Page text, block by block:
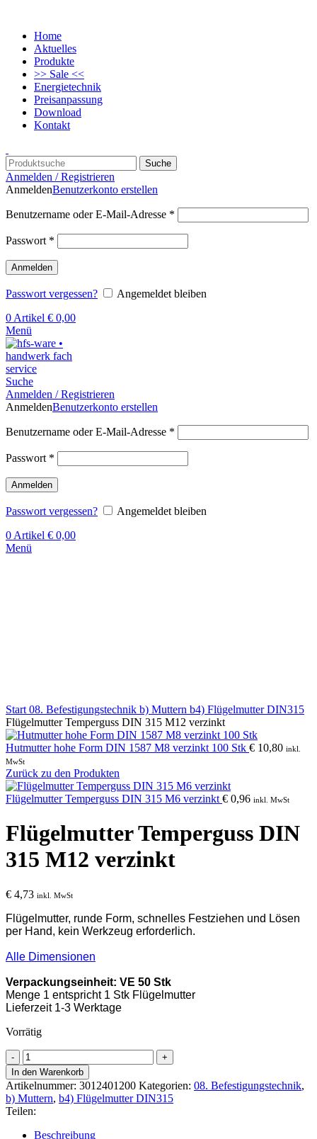
Home
Aktuelles
Produkte
>> Sale <<
Energietechnik
Preisanpassung
Download
Kontakt
Suche
Anmelden / Registrieren
AnmeldenBenutzerkonto erstellen
Benutzername oder E-Mail-Adresse *
Passwort *
Anmelden
Passwort vergessen?
Angemeldet bleiben
0 Artikel € 0,00
Menü
Suche
Anmelden / Registrieren
AnmeldenBenutzerkonto erstellen
Benutzername oder E-Mail-Adresse *
Passwort *
Anmelden
Passwort vergessen?
Angemeldet bleiben
0 Artikel € 0,00
Menü
Start 08. Befestigungstechnik b) Muttern b4) Flügelmutter DIN315
Flügelmutter Temperguss DIN 315 M12 verzinkt
Hutmutter hohe Form DIN 1587 M8 verzinkt 100 Stk € 10,80 inkl.
MwSt
Zurück zu den Produkten
Flügelmutter Temperguss DIN 315 M6 verzinkt € 0,96 inkl. MwSt
Flügelmutter Temperguss DIN
315 M12 verzinkt
€ 4,73 inkl. MwSt
Flügelmutter, runde Form, schnelles Festziehen und Lösen
per Hand, kein Werkzeug erforderlich.
Alle Dimensionen
Verpackungseinheit: VE 50 Stk
Menge 1 entspricht 1 Stk Flügelmutter
Lieferzeit 1-3 Werktage
Vorrätig
Flügelmutter
Temperguss
DIN
315
M12
verzinkt
Menge
In den Warenkorb
Artikelnummer: 3012401200 Kategorien: 08. Befestigungstechnik,
b) Muttern, b4) Flügelmutter DIN315
Teilen:
Beschreibung